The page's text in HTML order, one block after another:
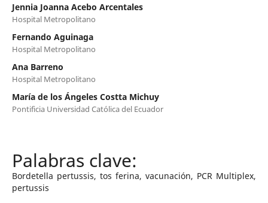
Jennia Joanna Acebo Arcentales
Hospital Metropolitano
Fernando Aguinaga
Hospital Metropolitano
Ana Barreno
Hospital Metropolitano
María de los Ángeles Costta Michuy
Pontificia Universidad Católica del Ecuador
Bordetella pertussis, tos ferina, vacunación, PCR Multiplex,
pertussis